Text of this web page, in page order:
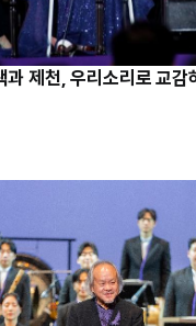
제천, 우리소리로 교감